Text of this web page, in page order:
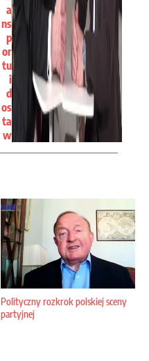
a
ns
p
or
tu
i
d
os
ta
w
Polityczny rozkrok polskiej sceny
partyjnej